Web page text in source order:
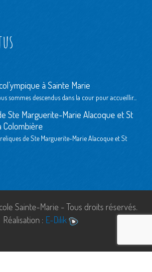
à Sainte Marie
sommes descendus dans la cour pour accueillir...
Ste Marguerite-Marie Alacoque et St
Colombière
reliques de Ste Marguerite-Marie Alacoque et St
Sainte-Marie - Tous droits réservés.
Réalisation : E-Dilik